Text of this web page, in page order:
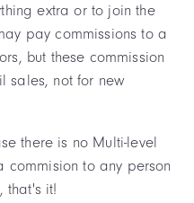
extra or to join the
pay commissions to a
but these commission
sales, not for new
there is no Multi-level
commision to any person
that's it!